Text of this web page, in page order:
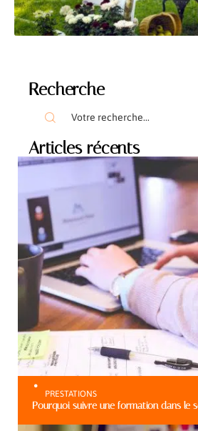
Recherche
Articles récents
PRESTATIONS
Pourquoi suivre une formation dans le